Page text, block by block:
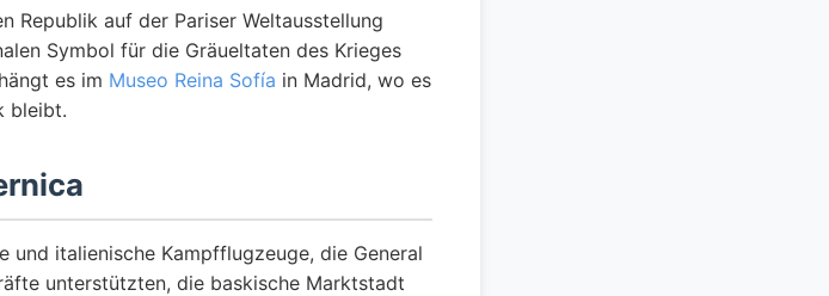
Republik auf der Pariser Weltausstellung
Symbol für die Gräueltaten des Krieges
es im Museo Reina Sofía in Madrid, wo es
bleibt.
italienische Kampfflugzeuge, die General
unterstützten, die baskische Marktstadt